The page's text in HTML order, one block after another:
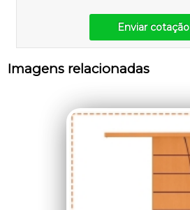
Enviar cotação
Imagens relacionadas